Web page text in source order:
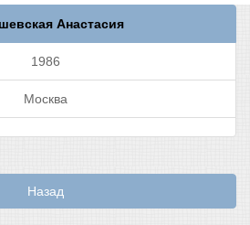
Анастасия
1986
Москва
Назад